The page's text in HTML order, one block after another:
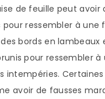
de feuille peut avoir
pour ressembler à une
bords en lambeaux
pour ressembler à
intempéries. Certaines
avoir de fausses